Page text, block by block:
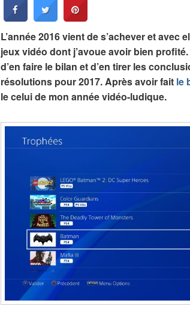
L’année 2016 vient de s’achever et avec
jeux vidéo dont j’avoue avoir bien
d’en faire le bilan et d’en tirer les
résolutions pour 2017. Après avoir fait le
le celui de mon année vidéo-ludique.